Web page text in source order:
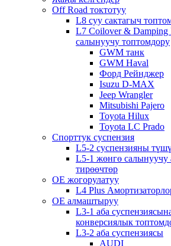
Off Road токтотуу
L8 суу сактагыч
L7 Coilover & Damping
салынуучу топтомдору
GWM танк
GWM Haval
Форд Рейнджер
Isuzu D-MAX
Jeep Wrangler
Mitsubishi Pajero
Toyota Hilux
Toyota LC Prado
Спорттук суспензия
L5-2 суспензияны
L5-1 жөнгө салынуучу
тирөөчтөр
OE жогорулатуу
L4 Plus
OE алмаштыруу
L3-1 аба
конверсиялык
L3-2 аба суспензиясы
AUDI